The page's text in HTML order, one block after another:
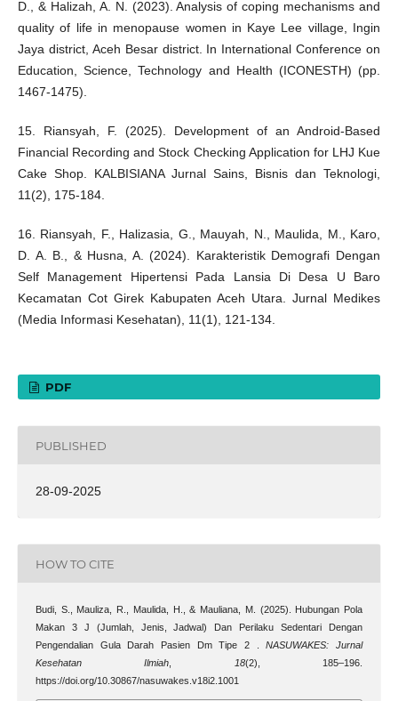
D., & Halizah, A. N. (2023). Analysis of coping mechanisms and
quality of life in menopause women in Kaye Lee village, Ingin
Jaya district, Aceh Besar district. In International Conference on
Education, Science, Technology and Health (ICONESTH) (pp.
1467-1475).
15. Riansyah, F. (2025). Development of an Android-Based
Financial Recording and Stock Checking Application for LHJ Kue
Cake Shop. KALBISIANA Jurnal Sains, Bisnis dan Teknologi,
11(2), 175-184.
16. Riansyah, F., Halizasia, G., Mauyah, N., Maulida, M., Karo,
D. A. B., & Husna, A. (2024). Karakteristik Demografi Dengan
Self Management Hipertensi Pada Lansia Di Desa U Baro
Kecamatan Cot Girek Kabupaten Aceh Utara. Jurnal Medikes
(Media Informasi Kesehatan), 11(1), 121-134.
PDF
PUBLISHED
28-09-2025
HOW TO CITE
Budi, S., Mauliza, R., Maulida, H., & Mauliana, M. (2025). Hubungan Pola
Makan 3 J (Jumlah, Jenis, Jadwal) Dan Perilaku Sedentari Dengan
Pengendalian Gula Darah Pasien Dm Tipe 2 .NASUWAKES: Jurnal
Kesehatan Ilmiah, 18(2), 185–196.
https://doi.org/10.30867/nasuwakes.v18i2.1001